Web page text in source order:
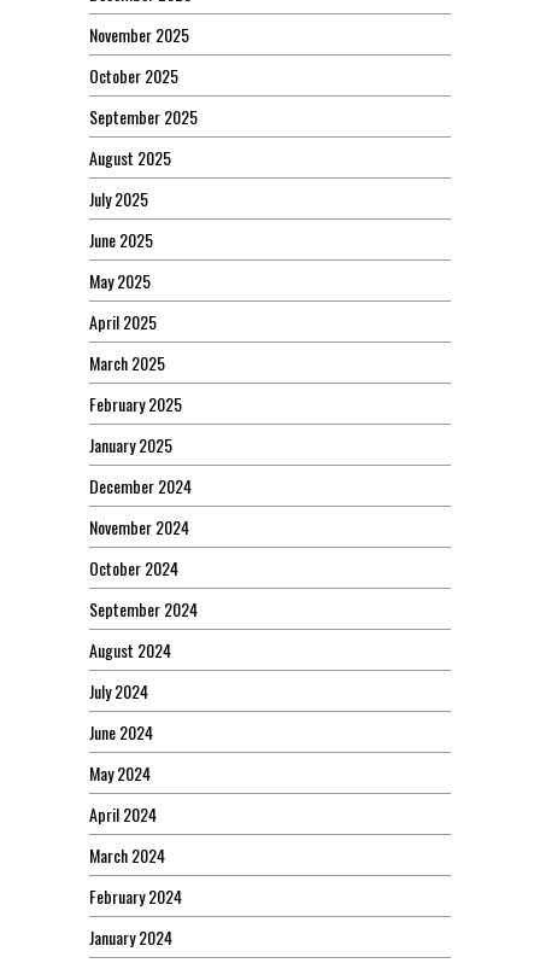
November 2025
October 2025
September 2025
August 2025
July 2025
June 2025
May 2025
April 2025
March 2025
February 2025
January 2025
December 2024
November 2024
October 2024
September 2024
August 2024
July 2024
June 2024
May 2024
April 2024
March 2024
February 2024
January 2024